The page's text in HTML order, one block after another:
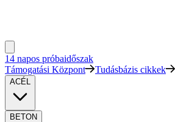
14 napos próbaidőszak
Támogatási Központ
Tudásbázis cikkek
ACÉL
BETON